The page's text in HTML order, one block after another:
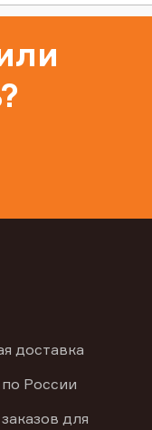
доставка
России
для